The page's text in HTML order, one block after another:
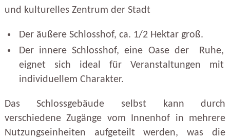
und kulturelles Zentrum der Stadt
Der äußere Schlosshof, ca. 1/2 Hektar groß.
Der innere Schlosshof, eine Oase der Ruhe,
eignet sich ideal für Veranstaltungen mit
individuellem Charakter.
Das Schlossgebäude selbst kann durch
verschiedene Zugänge vom Innenhof in mehrere
Nutzungseinheiten aufgeteilt werden, was die